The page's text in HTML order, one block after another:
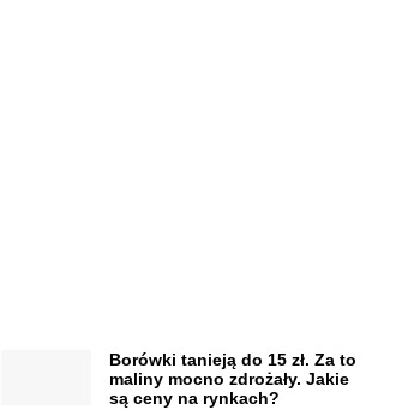
Borówki tanieją do 15 zł. Za to
maliny mocno zdrożały. Jakie
są ceny na rynkach?